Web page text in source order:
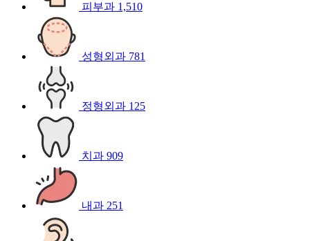
피부과 1,510
성형외과 781
정형외과 125
치과 909
내과 251